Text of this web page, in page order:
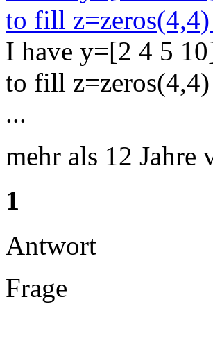
to fill
I have y=[2 4 5
to fill
...
mehr als 12
1
Antwort
Frage